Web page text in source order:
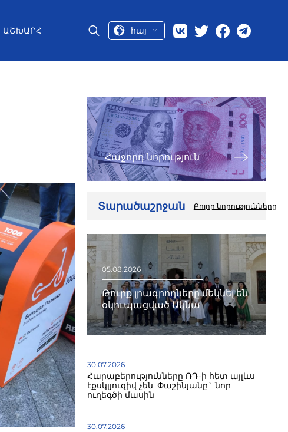
ԱՇԽԱՐՀ հայ
Հաջորդ նորություն
Տարածաշրջան Բոլոր նորությունները
05.08.2026
Թուրք լրագրողները մեկնել են
օկուպացված Ակնա
30.07.2026
Հարաբերությունները ՌԴ-ի հետ այլևս
էքսկլյուզիվ չեն. Փաշինյանը` նոր
ուղեգծի մասին
30.07.2026